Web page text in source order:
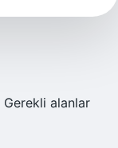
Gerekli alanlar